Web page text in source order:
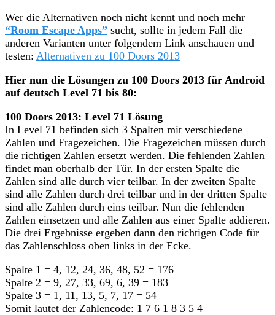
Wer die Alternativen noch nicht kennt und noch mehr
“Room Escape Apps” sucht, sollte in jedem Fall die
anderen Varianten unter folgendem Link anschauen und
testen: Alternativen zu 100 Doors 2013
Hier nun die Lösungen zu 100 Doors 2013 für Android
auf deutsch Level 71 bis 80:
100 Doors 2013: Level 71 Lösung
In Level 71 befinden sich 3 Spalten mit verschiedene
Zahlen und Fragezeichen. Die Fragezeichen müssen durch
die richtigen Zahlen ersetzt werden. Die fehlenden Zahlen
findet man oberhalb der Tür. In der ersten Spalte die
Zahlen sind alle durch vier teilbar. In der zweiten Spalte
sind alle Zahlen durch drei teilbar und in der dritten Spalte
sind alle Zahlen durch eins teilbar. Nun die fehlenden
Zahlen einsetzen und alle Zahlen aus einer Spalte addieren.
Die drei Ergebnisse ergeben dann den richtigen Code für
das Zahlenschloss oben links in der Ecke.
Spalte 1 = 4, 12, 24, 36, 48, 52 = 176
Spalte 2 = 9, 27, 33, 69, 6, 39 = 183
Spalte 3 = 1, 11, 13, 5, 7, 17 = 54
Somit lautet der Zahlencode: 1 7 6 1 8 3 5 4